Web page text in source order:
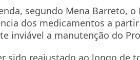
segundo Mena Barreto,
dos medicamentos a
inviável a manutenção do
sido reajustado ao longo de